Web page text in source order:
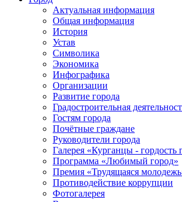
Актуальная информация
Общая информация
История
Устав
Символика
Экономика
Инфографика
Организации
Развитие города
Градостроительная
Гостям города
Почётные граждане
Руководители города
Галерея «Курганцы - гордость
Программа «Любимый город»
Премия «Трудящаяся
Противодействие коррупции
Фотогалерея